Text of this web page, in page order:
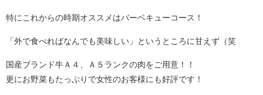
特にこれからの時期オススメはバーベキューコース！
「外で食べればなんでも美味しい」というところに甘えず（笑
国産ブランド牛Ａ４、Ａ５ランクの肉をご用意！！
更にお野菜もたっぷりで女性のお客様にも好評です！